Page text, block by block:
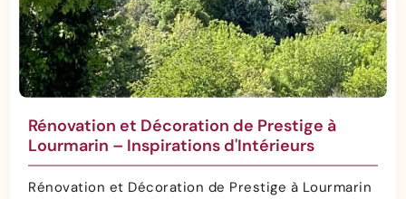
Rénovation et Décoration de Prestige à
Lourmarin – Inspirations d'Intérieurs
Rénovation et Décoration de Prestige à Lourmarin